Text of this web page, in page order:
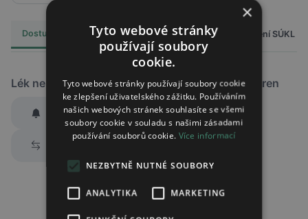
Dostupnost Cena Alternativy 6 Hlášení SÚKL
Lék není dostupný v žádné ze sledovaných lékáren
Hlídat dostupnost
Zaslat jednorázově emailem informaci o naskladnění
Risperidon actavis potahovaná tableta
×
Tyto webové stránky
používají soubory
cookie.
Tyto webové stránky používají soubory cookie
ke zlepšení uživatelského zážitku. Používáním
našich webových stránek souhlasíte se všemi
soubory cookie v souladu s našimi zásadami
používání souborů cookie. Více informací
NEZBYTNĚ NUTNÉ SOUBORY
ANALYTIKA MARKETING